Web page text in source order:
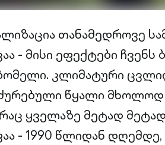
თანამედროვე
- მისი ეფექტები ჩვენს
კლიმატური
წყალი მხოლოდ
ყველაზე მეტად მეტად
- 1990 წლიდან